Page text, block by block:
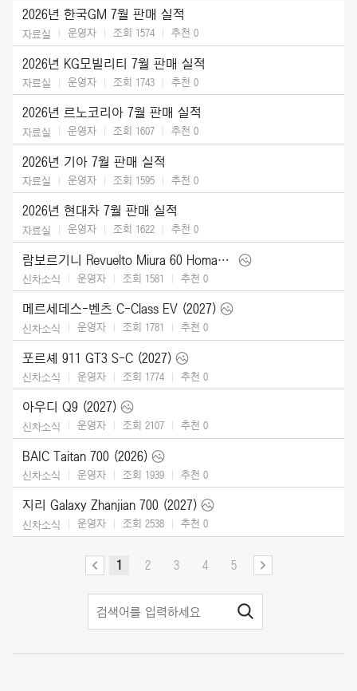
2026년 한국GM 7월 판매 실적
자료실 운영자 조회 1574 추천 0
2026년 KG모빌리티 7월 판매 실적
자료실 운영자 조회 1743 추천 0
2026년 르노코리아 7월 판매 실적
자료실 운영자 조회 1607 추천 0
2026년 기아 7월 판매 실적
자료실 운영자 조회 1595 추천 0
2026년 현대차 7월 판매 실적
자료실 운영자 조회 1622 추천 0
람보르기니 Revuelto Miura 60 Homage (2026)
신차소식 운영자 조회 1581 추천 0
메르세데스-벤츠 C-Class EV (2027)
신차소식 운영자 조회 1781 추천 0
포르셰 911 GT3 S-C (2027)
신차소식 운영자 조회 1774 추천 0
아우디 Q9 (2027)
신차소식 운영자 조회 2107 추천 0
BAIC Taitan 700 (2026)
신차소식 운영자 조회 1939 추천 0
지리 Galaxy Zhanjian 700 (2027)
신차소식 운영자 조회 2538 추천 0
1 2 3 4 5